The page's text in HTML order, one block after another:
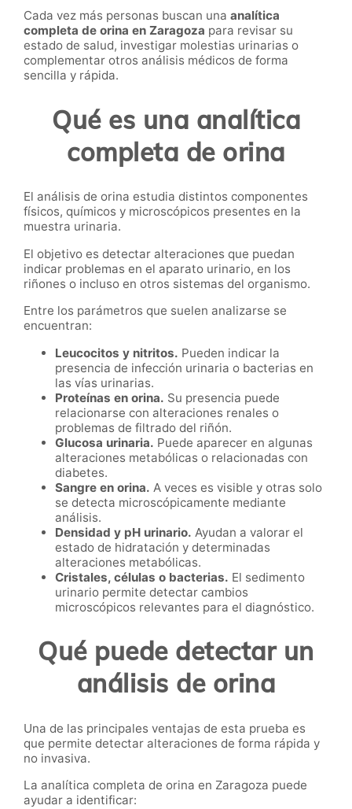
Cada vez más personas buscan una analítica
completa de orina en Zaragoza para revisar su
estado de salud, investigar molestias urinarias o
complementar otros análisis médicos de forma
sencilla y rápida.
Qué es una analítica
completa de orina
El análisis de orina estudia distintos componentes
físicos, químicos y microscópicos presentes en la
muestra urinaria.
El objetivo es detectar alteraciones que puedan
indicar problemas en el aparato urinario, en los
riñones o incluso en otros sistemas del organismo.
Entre los parámetros que suelen analizarse se
encuentran:
Leucocitos y nitritos. Pueden indicar la
presencia de infección urinaria o bacterias en
las vías urinarias.
Proteínas en orina. Su presencia puede
relacionarse con alteraciones renales o
problemas de filtrado del riñón.
Glucosa urinaria. Puede aparecer en algunas
alteraciones metabólicas o relacionadas con
diabetes.
Sangre en orina. A veces es visible y otras solo
se detecta microscópicamente mediante
análisis.
Densidad y pH urinario. Ayudan a valorar el
estado de hidratación y determinadas
alteraciones metabólicas.
Cristales, células o bacterias. El sedimento
urinario permite detectar cambios
microscópicos relevantes para el diagnóstico.
Qué puede detectar un
análisis de orina
Una de las principales ventajas de esta prueba es
que permite detectar alteraciones de forma rápida y
no invasiva.
La analítica completa de orina en Zaragoza puede
ayudar a identificar: